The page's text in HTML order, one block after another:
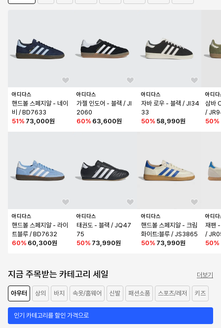
아디다스
핸드볼 스페지알 - 네이
비 / BD7633
51% 73,000원
아디다스
핸드볼 스페지알 - 라이
트블루 / BD7632
60% 60,300원
아디다스
가젤 인도어 - 블랙 / JI
2060
60% 63,600원
아디다스
태권도 - 블랙 / JQ47
75
50% 73,990원
아디다스
자바 로우 - 블랙 / JI34
33
50% 58,990원
아디다스
핸드볼 스페지알 - 크림
화이트:블루 / JS3865
50% 73,990원
아디
삼바
/
50%
아디
재팬
/
50%
지금 주목받는 카테고리 세일 더보기
아우터 상의 바지 속옷/홈웨어 신발 패션소품 스포츠/레저 키즈
인기 카테고리를 할인 가격으로